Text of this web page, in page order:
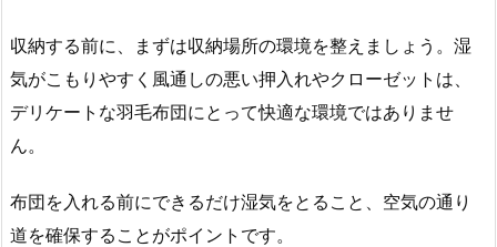
収納する前に、まずは収納場所の環境を整えましょう。湿
気がこもりやすく風通しの悪い押入れやクローゼットは、
デリケートな羽毛布団にとって快適な環境ではありませ
ん。
布団を入れる前にできるだけ湿気をとること、空気の通り
道を確保することがポイントです。